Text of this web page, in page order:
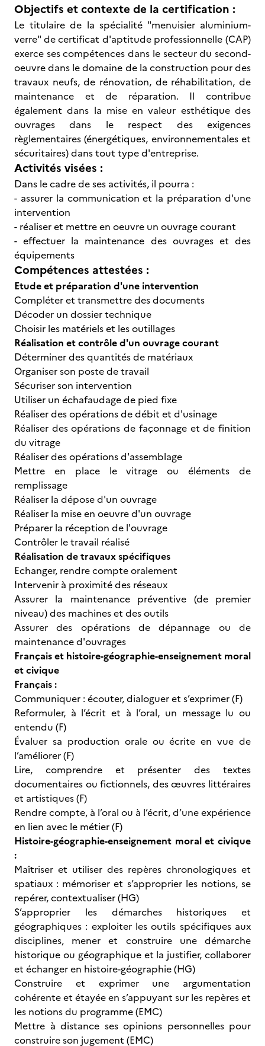
Objectifs et contexte de la certification :
Le titulaire de la spécialité "menuisier aluminium-
verre" de certificat d'aptitude professionnelle (CAP)
exerce ses compétences dans le secteur du second-
oeuvre dans le domaine de la construction pour des
travaux neufs, de rénovation, de réhabilitation, de
maintenance et de réparation. Il contribue
également dans la mise en valeur esthétique des
ouvrages dans le respect des exigences
règlementaires (énergétiques, environnementales et
sécuritaires) dans tout type d'entreprise.
Activités visées :
Dans le cadre de ses activités, il pourra :
- assurer la communication et la préparation d'une
intervention
- réaliser et mettre en oeuvre un ouvrage courant
- effectuer la maintenance des ouvrages et des
équipements
Compétences attestées :
Etude et préparation d'une intervention
Compléter et transmettre des documents
Décoder un dossier technique
Choisir les matériels et les outillages
Réalisation et contrôle d'un ouvrage courant
Déterminer des quantités de matériaux
Organiser son poste de travail
Sécuriser son intervention
Utiliser un échafaudage de pied fixe
Réaliser des opérations de débit et d'usinage
Réaliser des opérations de façonnage et de finition
du vitrage
Réaliser des opérations d'assemblage
Mettre en place le vitrage ou éléments de
remplissage
Réaliser la dépose d'un ouvrage
Réaliser la mise en oeuvre d'un ouvrage
Préparer la réception de l'ouvrage
Contrôler le travail réalisé
Réalisation de travaux spécifiques
Echanger, rendre compte oralement
Intervenir à proximité des réseaux
Assurer la maintenance préventive (de premier
niveau) des machines et des outils
Assurer des opérations de dépannage ou de
maintenance d'ouvrages
Français et histoire-géographie-enseignement moral
et civique
Français :
Communiquer : écouter, dialoguer et s’exprimer (F)
Reformuler, à l’écrit et à l’oral, un message lu ou
entendu (F)
Évaluer sa production orale ou écrite en vue de
l’améliorer (F)
Lire, comprendre et présenter des textes
documentaires ou fictionnels, des œuvres littéraires
et artistiques (F)
Rendre compte, à l’oral ou à l’écrit, d’une expérience
en lien avec le métier (F)
Histoire-géographie-enseignement moral et civique
:
Maîtriser et utiliser des repères chronologiques et
spatiaux : mémoriser et s’approprier les notions, se
repérer, contextualiser (HG)
S’approprier les démarches historiques et
géographiques : exploiter les outils spécifiques aux
disciplines, mener et construire une démarche
historique ou géographique et la justifier, collaborer
et échanger en histoire-géographie (HG)
Construire et exprimer une argumentation
cohérente et étayée en s’appuyant sur les repères et
les notions du programme (EMC)
Mettre à distance ses opinions personnelles pour
construire son jugement (EMC)